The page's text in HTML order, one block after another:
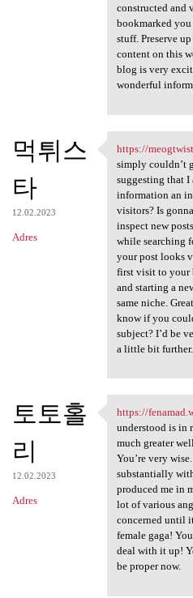
constructed and
bookmarked
stuff. Preserve
content on this
blog is very
wonderful
먹튀스
타
12.02.2023
Adres
https://
https://
simply couldn’t
suggesting that I
information an
visitors? Is
inspect new
while searching
your post looks
first visit to your
and starting a
same niche.
know if you
subject? I’d be
a little bit
토토홀
리
12.02.2023
Adres
https://
https://
understood is in
much greater
You’re very
substantially
produced me in
lot of various
concerned until
female gaga!
deal with it up!
be proper now.